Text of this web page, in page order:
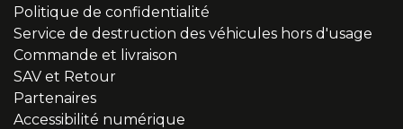
Politique de confidentialité
Service de destruction des véhicules hors d'usage
Commande et livraison
SAV et Retour
Partenaires
Accessibilité numérique